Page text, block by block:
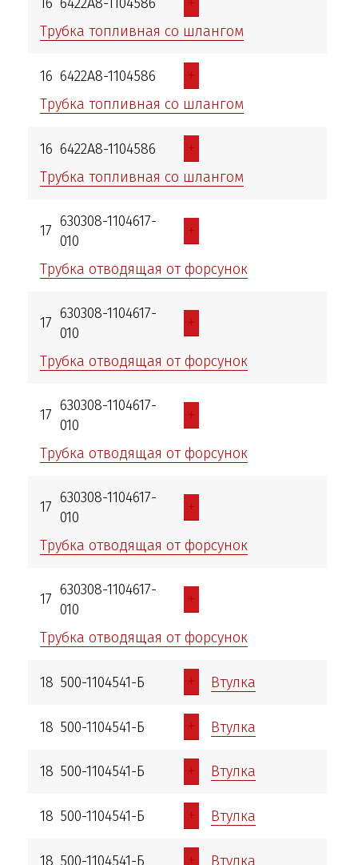
Трубка топливная со шлангом
16 6422А8-1104586
+
Трубка топливная со шлангом
16 6422А8-1104586
+
Трубка топливная со шлангом
17
630308-1104617-
010
+
Трубка отводящая от форсунок
17
630308-1104617-
010
+
Трубка отводящая от форсунок
17
630308-1104617-
010
+
Трубка отводящая от форсунок
17
630308-1104617-
010
+
Трубка отводящая от форсунок
17
630308-1104617-
010
+
Трубка отводящая от форсунок
18 500-1104541-Б + Втулка
18 500-1104541-Б + Втулка
18 500-1104541-Б + Втулка
18 500-1104541-Б + Втулка
18 500-1104541-Б + Втулка